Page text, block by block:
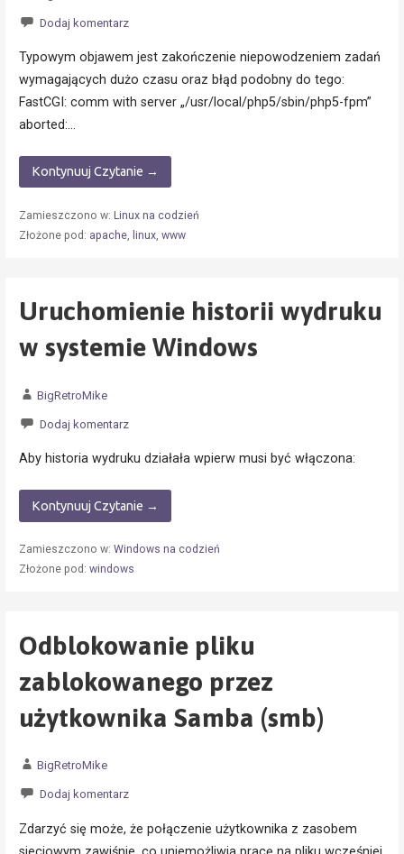
Dodaj komentarz
Typowym objawem jest zakończenie niepowodzeniem zadań
wymagających dużo czasu oraz błąd podobny do tego:
FastCGI: comm with server „/usr/local/php5/sbin/php5-fpm”
aborted:…
Kontynuuj Czytanie →
Zamieszczono w: Linux na codzień
Złożone pod: apache, linux, www
Uruchomienie historii wydruku
w systemie Windows
BigRetroMike
Dodaj komentarz
Aby historia wydruku działała wpierw musi być włączona:
Kontynuuj Czytanie →
Zamieszczono w: Windows na codzień
Złożone pod: windows
Odblokowanie pliku
zablokowanego przez
użytkownika Samba (smb)
BigRetroMike
Dodaj komentarz
Zdarzyć się może, że połączenie użytkownika z zasobem